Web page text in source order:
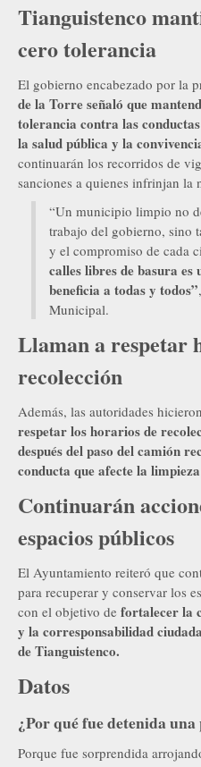
Tianguistenco
cero tolerancia
El gobierno encabezado por la
de la Torre señaló que
tolerancia contra las
la salud pública y la
continuarán los recorridos de
sanciones a quienes infrinjan la
“Un municipio limpio no
trabajo del gobierno, sino
y el compromiso de cada
calles libres de basura
beneficia a todas y todos”
Municipal.
Llaman a respetar
recolección
Además, las autoridades
respetar los horarios de
después del paso del camión
conducta que afecte la
Continuarán
espacios públicos
El Ayuntamiento reiteró que
para recuperar y conservar los
con el objetivo de fortalecer la
y la corresponsabilidad
de Tianguistenco.
Datos
¿Por qué fue detenida
Porque fue sorprendida